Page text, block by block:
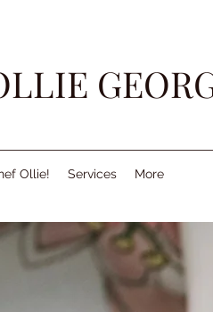
Ollie! Services More